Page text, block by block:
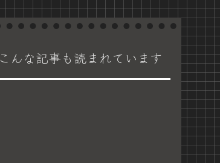
こんな記事も読まれています